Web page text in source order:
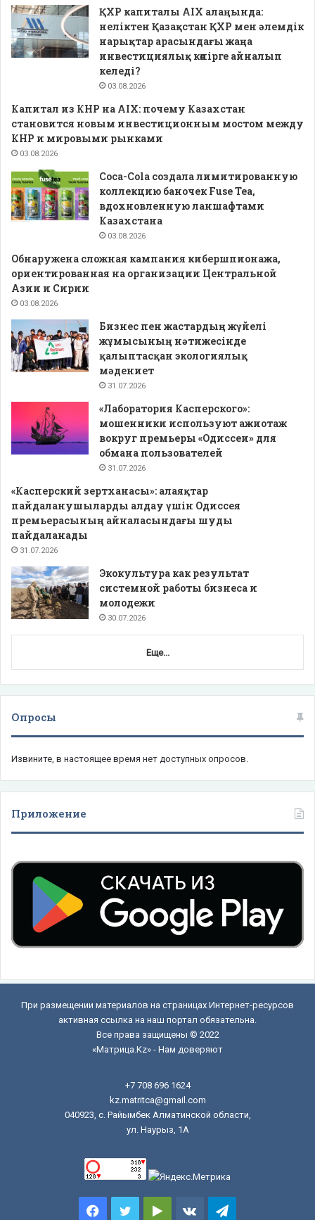
ҚХР капиталы AIX алаңында:
неліктен Қазақстан ҚХР мен әлемдік
нарықтар арасындағы жаңа
инвестициялық көпірге айналып
келеді?
03.08.2026
Капитал из КНР на AIX: почему Казахстан
становится новым инвестиционным мостом между
КНР и мировыми рынками
03.08.2026
Coca-Cola создала лимитированную
коллекцию баночек Fuse Tea,
вдохновленную ланшафтами
Казахстана
03.08.2026
Обнаружена сложная кампания кибершпионажа,
ориентированная на организации Центральной
Азии и Сирии
03.08.2026
Бизнес пен жастардың жүйелі
жұмысының нәтижесінде
қалыптасқан экологиялық
мәдениет
31.07.2026
«Лаборатория Касперского»:
мошенники используют ажиотаж
вокруг премьеры «Одиссеи» для
обмана пользователей
31.07.2026
«Касперский зертханасы»: алаяқтар
пайдаланушыларды алдау үшін Одиссея
премьерасының айналасындағы шуды
пайдаланады
31.07.2026
Экокультура как результат
системной работы бизнеса и
молодежи
30.07.2026
Еще...
Опросы
Извините, в настоящее время нет доступных опросов.
Приложение
При размещении материалов на страницах Интернет-ресурсов
активная ссылка на наш портал обязательна.
Все права защищены © 2022
«Матрица.Kz» - Нам доверяют
+7 708 696 1624
kz.matritca@gmail.com
040923, с. Райымбек Алматинской области,
ул. Наурыз, 1А
FacebookTwitterGoogle vk.comTelegram